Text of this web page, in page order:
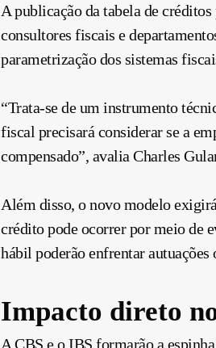
A publicação da tabela de
consultores fiscais e
parametrização dos sistemas
“Trata-se de um instrumento
fiscal precisará considerar se a
compensado”, avalia Charles
Além disso, o novo modelo
crédito pode ocorrer por meio de
hábil poderão enfrentar
Impacto direto
A CBS e o IBS formarão a